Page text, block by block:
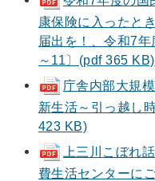
康保険に入ったと
届出を！、令和7
～11〕(pdf 365 KB)
庁舎内部大規
新生活～引っ越し
423 KB)
上三川こぼれ
費生活センターに